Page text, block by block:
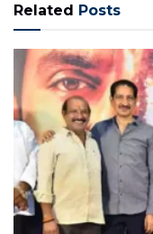
Related Posts